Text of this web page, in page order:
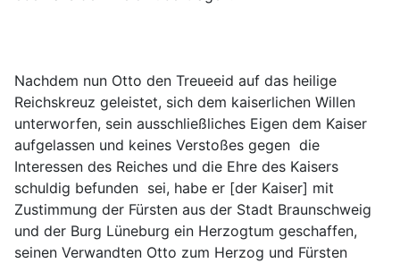
Nachdem nun Otto den Treueeid auf das heilige
Reichskreuz geleistet, sich dem kaiserlichen Willen
unterworfen, sein ausschließliches Eigen dem Kaiser
aufgelassen und keines Verstoßes gegen  die
Interessen des Reiches und die Ehre des Kaisers
schuldig befunden  sei, habe er [der Kaiser] mit
Zustimmung der Fürsten aus der Stadt Braunschweig
und der Burg Lüneburg ein Herzogtum geschaffen,
seinen Verwandten Otto zum Herzog und Fürsten